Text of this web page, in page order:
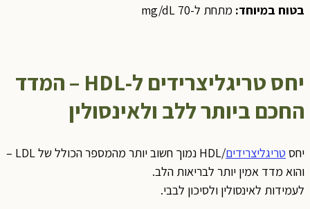
בטוח במיוחד:מתחת ל-70 mg/dL
יחס טריגליצרידים ל-HDL –
המדד
החכם ביותר ללב ולאינסולין
יחס טריגליצרידים
/HDL נמוך חשוב יותר מהמספר הכולל של LDL –
והוא מדד אמין יותר לבריאות הלב.
לעמידות לאינסולין ולסיכון לבבי.